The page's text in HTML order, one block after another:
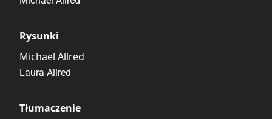
Rysunki
Michael Allred
Laura Allred
Tłumaczenie